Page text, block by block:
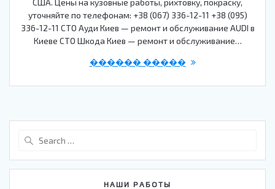
уточняйте по телефонам: +38 (067) 336-12-11 +38 (095)
336-12-11 СТО Ауди Киев — ремонт и обслуживание AUDI в
Киеве СТО Шкода Киев — ремонт и обслуживание…
������ �����
НАШИ РАБОТЫ